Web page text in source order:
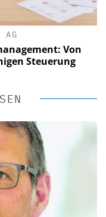
AG
Von
Steuerung